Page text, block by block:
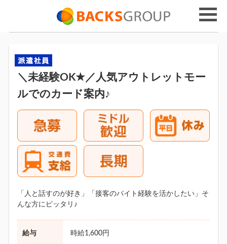
＼未経験OK★／人気アウトレットモー
ルでのカード案内♪
「人と話すのが好き」「接客のバイト経験を活かしたい」そ
んな方にピッタリ♪
給与 時給1,600円